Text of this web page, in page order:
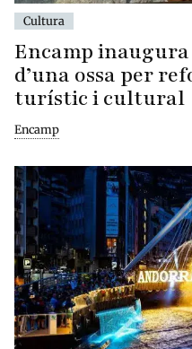
Cultura
Encamp
d’una ossa per
turístic i cultural
Encamp